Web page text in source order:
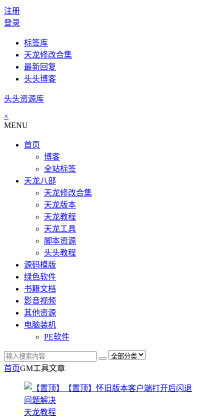
注册
登录
标签库
天龙修改合集
最新回复
头头博客
头头资源库
×
MENU
首页
博客
全站标签
天龙八部
天龙修改合集
天龙版本
天龙教程
天龙工具
脚本资源
头头教程
源码模版
绿色软件
书籍文档
影音视频
其他资源
电脑装机
PE软件
首页GM工具文章
天龙教程